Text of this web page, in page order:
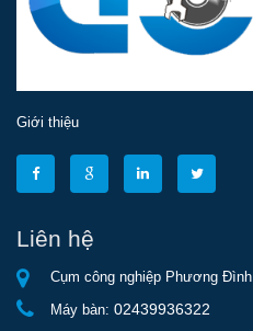
Giới thiệu
Liên hệ
Cụm công nghiệp Phương
Máy bàn: 02439936322